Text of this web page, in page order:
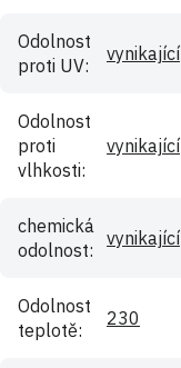
Odolnost
proti UV:
vynikající
Odolnost
proti
vlhkosti:
vynikající
chemická
odolnost:
vynikající
Odolnost
teplotě:
230